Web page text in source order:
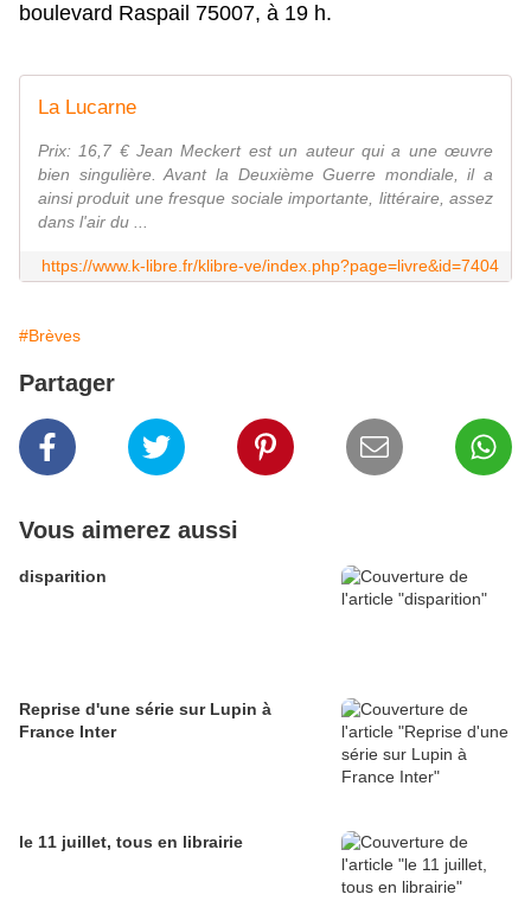
boulevard Raspail 75007, à 19 h.
La Lucarne
Prix: 16,7 € Jean Meckert est un auteur qui a une œuvre
bien singulière. Avant la Deuxième Guerre mondiale, il a
ainsi produit une fresque sociale importante, littéraire, assez
dans l'air du ...
https://www.k-libre.fr/klibre-ve/index.php?page=livre&id=7404
#Brèves
Partager
Vous aimerez aussi
disparition
Reprise d'une série sur Lupin à
France Inter
le 11 juillet, tous en librairie